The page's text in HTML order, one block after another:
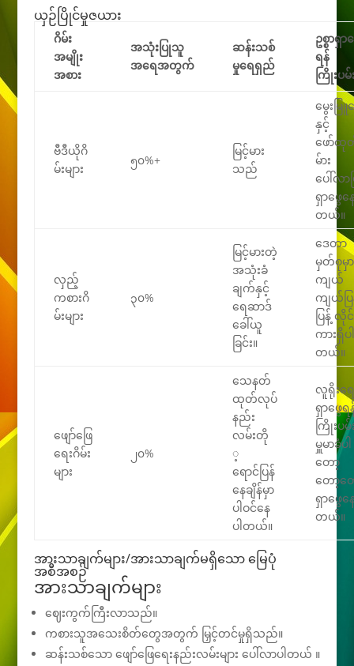
ယှဉ်ပြိုင်မှုဇယား
ဂိမ်း
အမျိုး
အစား
အသုံးပြုသူ
အရေအတွက်
ဆန်းသစ်
မှုရေရှည်
ဥစ္စာရှာ
ရန်
ကြိုးပမ်
ဗီဒီယိုဂိ
မ်းများ
၅၀%+
မြင့်မား
သည်
မွေးမြူ
နှင့်
ဖော်ထု
မ်ား
ပေါ်လာပ
ရှာဖွေန
တယ်။
လှည့်
ကစားဂိ
မ်းများ
၃၀%
မြင့်မားတဲ့
အသုံးခံ
ချက်နှင့်
ရေဆာဒ်
ခေါ်ယူ
ခြင်း။
ဒေတာ
မှတ်စုမှာ
ကျယ်
ကျယ်ပ
ပြန့် လိုင်
ကားရှိပါ
တယ်။
ဖျော်ဖြေ
ရေးဂိမ်း
များ
၂၀%
သေနတ်
ထုတ်လုပ်
နည်း
လမ်းတို
့
ရောင်ပြန်
နေချိန်မှာ
ပါဝင်နေ
ပါတယ်။
လူရိုးရေ
ရှာဖွေရ
ကြိုးပမ်
မှူမာခံပါ
တော့
တော့တ
ရှာဖွေန
တယ်။
အားသာချက်များ/အားသာချက်မရှိသော မြေပုံ
အစီအစဉ်
အားသာချက်များ
ဈေးကွက်ကြီးလာသည်။
ကစားသူအသေးစိတ်တွေအတွက် မြှင့်တင်မှုရှိသည်။
ဆန်းသစ်သော ဖျော်ဖြေရေးနည်းလမ်းများ ပေါ်လာပါတယ် ။